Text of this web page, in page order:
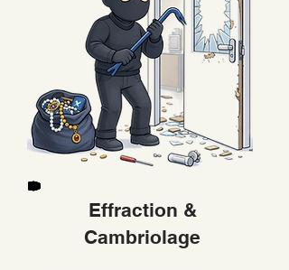
Effraction &
Cambriolage